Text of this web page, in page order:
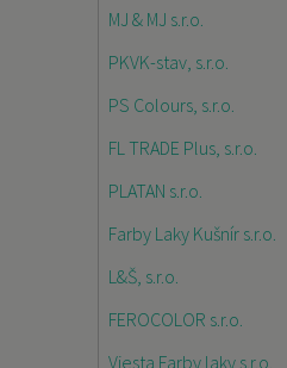
MJ & MJ s.r.o.
PKVK-stav, s.r.o.
PS Colours, s.r.o.
FL TRADE Plus, s.r.o.
PLATAN s.r.o.
Farby Laky Kušnír s.r.o.
L&Š, s.r.o.
FEROCOLOR s.r.o.
Viesta Farby laky s.r.o.